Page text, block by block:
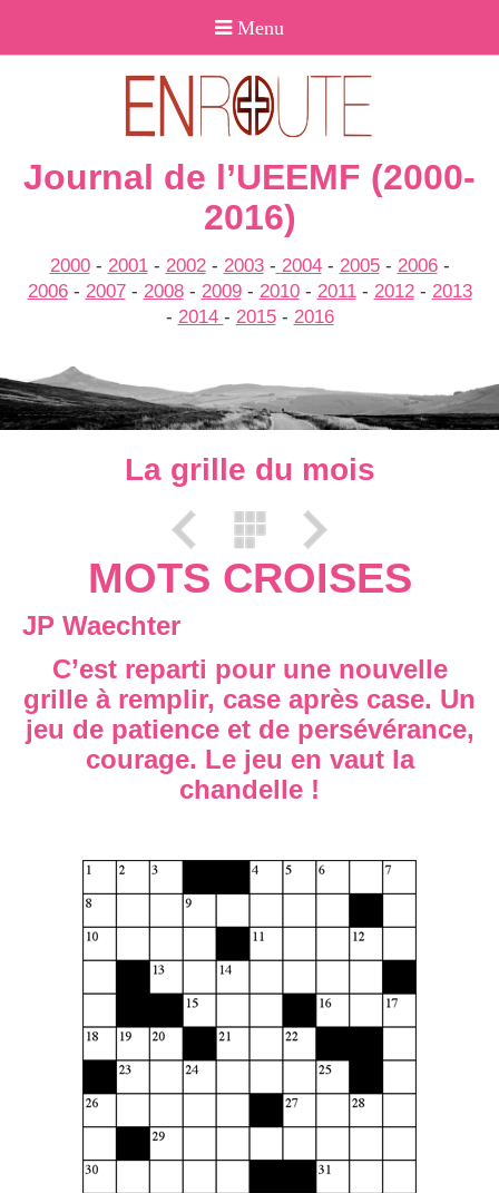
Journal de l’UEEMF (2000-
2016)
2000- 2001- 2002- 2003- 2004- 2005- 2006-
2006- 2007- 2008- 2009- 2010- 2011- 2012- 2013
- 2014 - 2015- 2016
La grille du mois
MOTS CROISES
JP Waechter
C’est reparti pour une nouvelle
grille à remplir, case après case. Un
jeu de patience et de persévérance,
courage. Le jeu en vaut la
chandelle !